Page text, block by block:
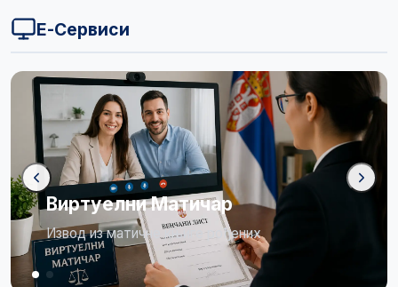
Е-Сервиси
Бирачки списак
Огласна табла